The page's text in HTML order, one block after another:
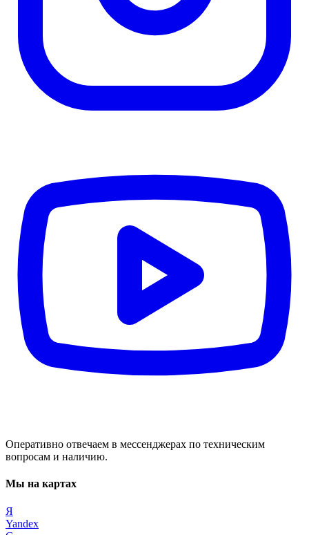
Оперативно отвечаем в мессенджерах по техническим
вопросам и наличию.
Мы на картах
Я
Yandex